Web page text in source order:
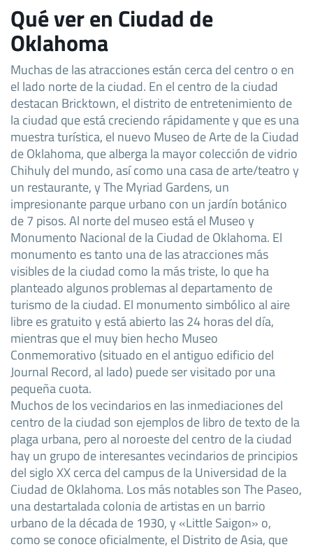
Qué ver en Ciudad de
Oklahoma
Muchas de las atracciones están cerca del centro o en
el lado norte de la ciudad. En el centro de la ciudad
destacan Bricktown, el distrito de entretenimiento de
la ciudad que está creciendo rápidamente y que es una
muestra turística, el nuevo Museo de Arte de la Ciudad
de Oklahoma, que alberga la mayor colección de vidrio
Chihuly del mundo, así como una casa de arte/teatro y
un restaurante, y The Myriad Gardens, un
impresionante parque urbano con un jardín botánico
de 7 pisos. Al norte del museo está el Museo y
Monumento Nacional de la Ciudad de Oklahoma. El
monumento es tanto una de las atracciones más
visibles de la ciudad como la más triste, lo que ha
planteado algunos problemas al departamento de
turismo de la ciudad. El monumento simbólico al aire
libre es gratuito y está abierto las 24 horas del día,
mientras que el muy bien hecho Museo
Conmemorativo (situado en el antiguo edificio del
Journal Record, al lado) puede ser visitado por una
pequeña cuota.
Muchos de los vecindarios en las inmediaciones del
centro de la ciudad son ejemplos de libro de texto de la
plaga urbana, pero al noroeste del centro de la ciudad
hay un grupo de interesantes vecindarios de principios
del siglo XX cerca del campus de la Universidad de la
Ciudad de Oklahoma. Los más notables son The Paseo,
una destartalada colonia de artistas en un barrio
urbano de la década de 1930, y «Little Saigon» o,
como se conoce oficialmente, el Distrito de Asia, que